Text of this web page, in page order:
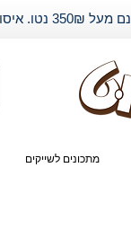
מתכונים לשייקים